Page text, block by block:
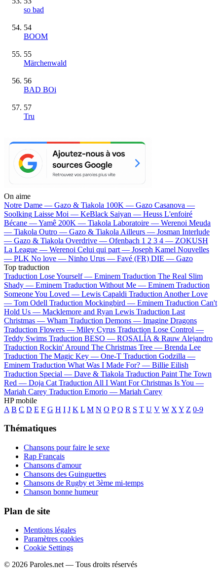
so bad
54
BOOM
55
Märchenwald
56
BAD BOi
57
Tru
On aime
Notre Dame — Gazo & Tiakola 100K — Gazo Casanova —
Soolking Laisse Moi — KeBlack Saiyan — Heuss L'enfoiré
Bécane —Yamê 200K — Tiakola Laboratoire — Werenoi Meuda
— Tiakola Outro — Gazo & Tiakola Ailleurs — Josman Interlude
— Gazo & Tiakola Overdrive — Ofenbach 1 2 3 4 — ZOKUSH
La League — Werenoi Celui qui part — Joseph Kamel Nouvelles
— PLK No love — Ninho Urus — Favé (FR) DIE — Gazo
Top traduction
Traduction Lose Yourself — Eminem Traduction The Real Slim
Shady — Eminem Traduction Without Me — Eminem Traduction
Someone You Loved — Lewis Capaldi Traduction Another Love
— Tom Odell Traduction Mockingbird — Eminem Traduction Can't
Hold Us — Macklemore and Ryan Lewis Traduction Last
Christmas — Wham Traduction Demons — Imagine Dragons
Traduction Flowers — Miley Cyrus Traduction Lose Control —
Teddy Swims Traduction BESO — ROSALÍA & Rauw Alejandro
Traduction Rockin' Around The Christmas Tree — Brenda Lee
Traduction The Magic Key — One-T Traduction Godzilla —
Eminem Traduction What Was I Made For? — Billie Eilish
Traduction Special — Dave & Tiakola Traduction Paint The Town
Red — Doja Cat Traduction All I Want For Christmas Is You —
Mariah Carey Traduction Emorio — Mariah Carey
HP mobile
A B C D E F G H I J K L M N O P Q R S T U V W X Y Z 0-9
Thématiques
Chansons pour faire le sexe
Rap Français
Chansons d'amour
Chansons des Guinguettes
Chansons de Rugby et 3ème mi-temps
Chanson bonne humeur
Plan de site
Mentions légales
Paramètres cookies
Cookie Settings
© 2026 Paroles.net — Tous droits réservés